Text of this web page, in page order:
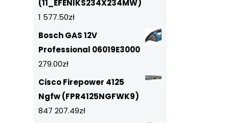
(11_EFENIKS234X234MW)
1 577.50zł
Bosch GAS 12V
Professional 06019E3000
279.00zł
Cisco Firepower 4125
Ngfw (FPR4125NGFWK9)
847 207.49zł